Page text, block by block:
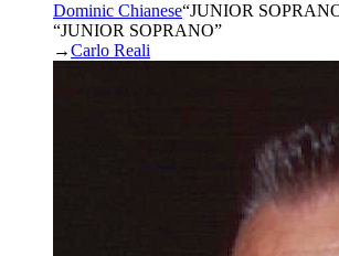
Dominic Chianese“JUNIOR
“JUNIOR SOPRANO”
→Carlo Reali